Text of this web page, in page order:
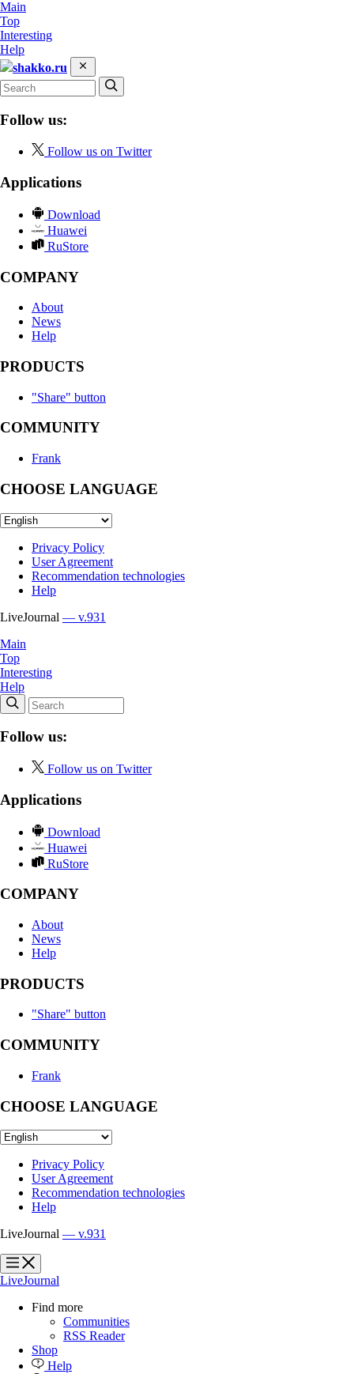
Main
Top
Interesting
Help
shakko.ru
Follow us:
Follow us on Twitter
Applications
Download
Huawei
RuStore
COMPANY
About
News
Help
PRODUCTS
"Share" button
COMMUNITY
Frank
CHOOSE LANGUAGE
Privacy Policy
User Agreement
Recommendation technologies
Help
LiveJournal — v.931
Main
Top
Interesting
Help
Follow us:
Follow us on Twitter
Applications
Download
Huawei
RuStore
COMPANY
About
News
Help
PRODUCTS
"Share" button
COMMUNITY
Frank
CHOOSE LANGUAGE
Privacy Policy
User Agreement
Recommendation technologies
Help
LiveJournal — v.931
?
?
LiveJournal
Find more
Communities
RSS Reader
Shop
Help